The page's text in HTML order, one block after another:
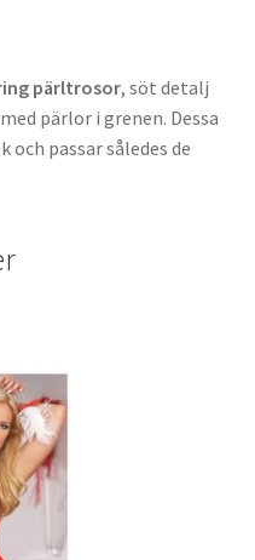
pärltrosor, söt detalj
pärlor i grenen. Dessa
passar således de